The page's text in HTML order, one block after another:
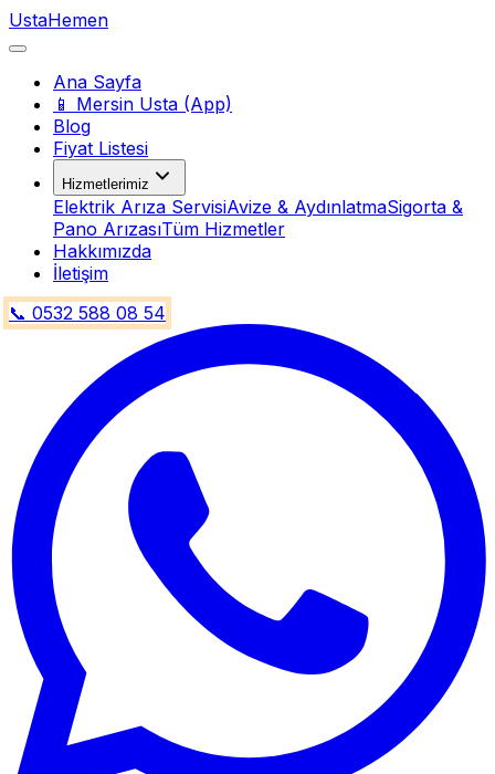
UstaHemen
Ana Sayfa
📱 Mersin Usta (App)
Blog
Fiyat Listesi
Hizmetlerimiz
Elektrik Arıza ServisiAvize & AydınlatmaSigorta &
Pano ArızasıTüm Hizmetler
Hakkımızda
İletişim
📞 0532 588 08 54